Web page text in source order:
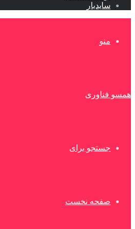
سایدبار
منو
همسو فناوری
جستجو برای
صفحه نخست